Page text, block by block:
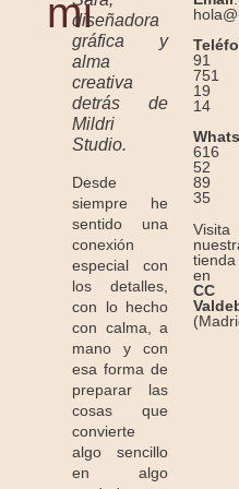
mídiseñadora
gráfica y
alma
creativa
detrás de
Mildri
Studio.
Desde
siempre he
sentido una
conexión
especial con
los detalles,
con lo hecho
con calma, a
mano y con
esa forma de
preparar las
cosas que
convierte
algo sencillo
en algo
91
751
19
14
616
52
89
35
Visita
tienda
en
CC